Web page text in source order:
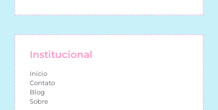
Institucional
Início
Contato
Blog
Sobre